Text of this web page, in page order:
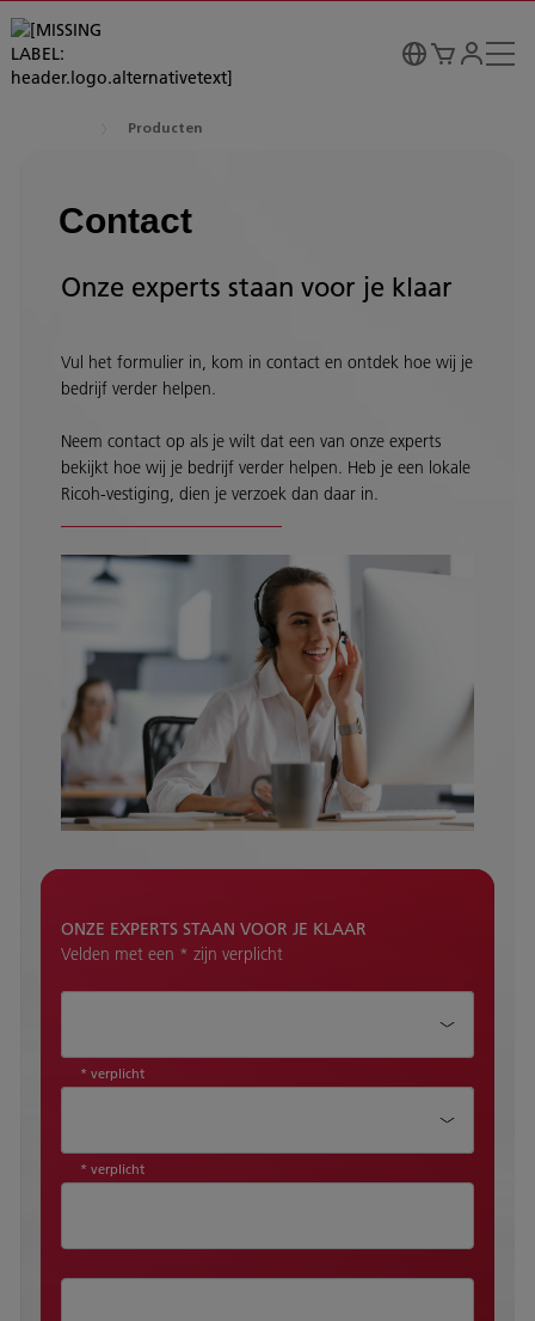
Producten
Contact
Onze experts staan voor je klaar
Vul het formulier in, kom in contact en ontdek hoe wij je
bedrijf verder helpen.
Neem contact op als je wilt dat een van onze experts
bekijkt hoe wij je bedrijf verder helpen. Heb je een lokale
Ricoh-vestiging, dien je verzoek dan daar in.
ONZE EXPERTS STAAN VOOR JE KLAAR
Velden met een * zijn verplicht
* verplicht
* verplicht